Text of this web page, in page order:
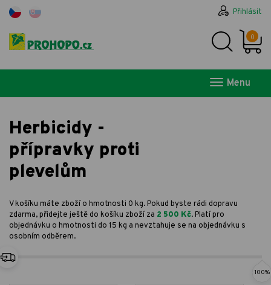
Přihlásit
0
Menu
Herbicidy -
přípravky proti
plevelům
V košíku máte zboží o hmotnosti 0 kg. Pokud byste rádi dopravu
zdarma, přidejte ještě do košíku zboží za 2 500 Kč. Platí pro
objednávku o hmotnosti do 15 kg a nevztahuje se na objednávku s
osobním odběrem.
100%